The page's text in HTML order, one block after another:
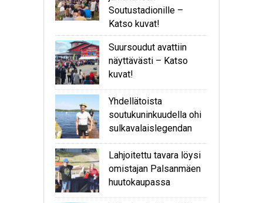
Soutustadionille –
Katso kuvat!
Suursoudut avattiin
näyttävästi – Katso
kuvat!
Yhdellätoista
soutukuninkuudella ohi
sulkavalaislegendan
Lahjoitettu tavara löysi
omistajan Palsanmäen
huutokaupassa